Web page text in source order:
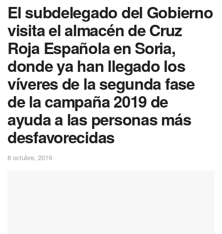
El subdelegado del Gobierno
visita el almacén de Cruz
Roja Española en Soria,
donde ya han llegado los
víveres de la segunda fase
de la campaña 2019 de
ayuda a las personas más
desfavorecidas
8 octubre, 2019